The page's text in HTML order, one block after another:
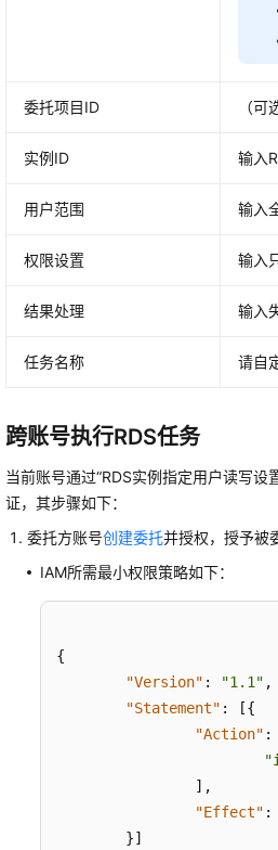
委托项目ID （可
实例ID 输入
用户范围 输入
权限设置 输入
结果处理 输入
任务名称 请自
跨账号执行RDS任务
当前账号通过“RDS实例指定用户读写
证，其步骤如下：
委托方账号创建委托并授权，授予被
IAM所需最小权限策略如下：
{
"Version" : "1.1" ,
"Statement" : [{
"Action" :
] ,
"Effect" :
}]